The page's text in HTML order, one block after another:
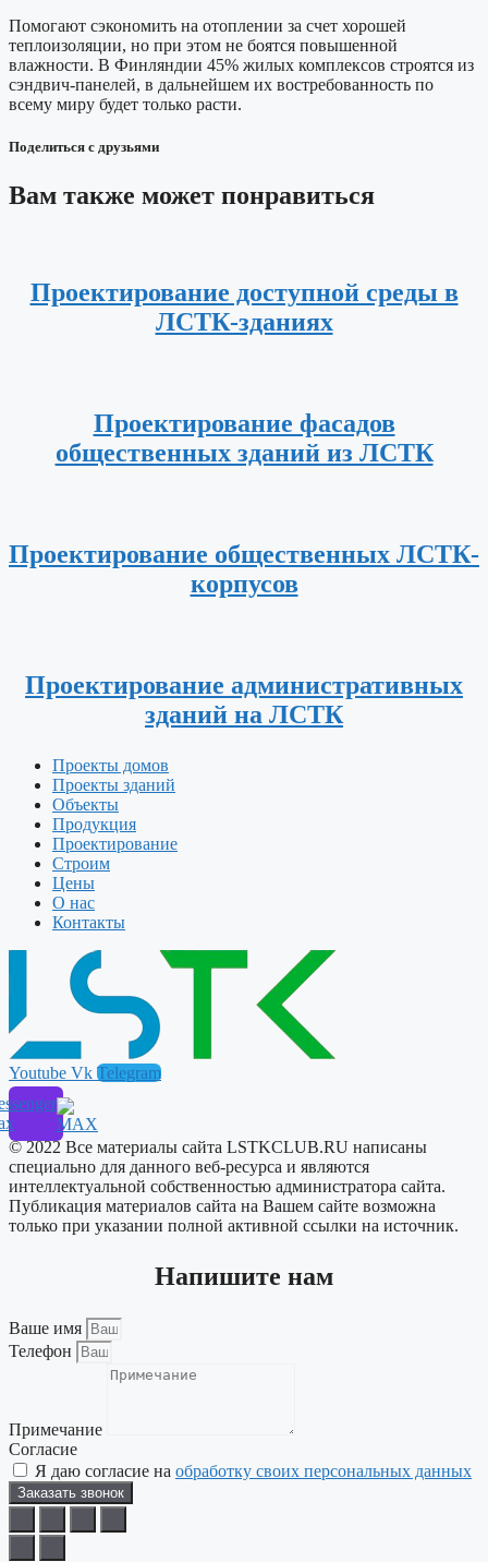
Помогают сэкономить на отоплении за счет хорошей
теплоизоляции, но при этом не боятся повышенной
влажности. В Финляндии 45% жилых комплексов строятся из
сэндвич-панелей, в дальнейшем их востребованность по
всему миру будет только расти.
Поделиться с друзьями
Вам также может понравиться
Проектирование доступной среды в
ЛСТК-зданиях
Проектирование фасадов
общественных зданий из ЛСТК
Проектирование общественных ЛСТК-
корпусов
Проектирование административных
зданий на ЛСТК
Проекты домов
Проекты зданий
Объекты
Продукция
Проектирование
Строим
Цены
О нас
Контакты
Youtube Vk Telegram
© 2022 Все материалы сайта LSTKCLUB.RU написаны
специально для данного веб-ресурса и являются
интеллектуальной собственностью администратора сайта.
Публикация материалов сайта на Вашем сайте возможна
только при указании полной активной ссылки на источник.
Напишите нам
Ваше имя
Телефон
Примечание
Согласие
Я даю согласие на обработку своих персональных данных
Заказать звонок